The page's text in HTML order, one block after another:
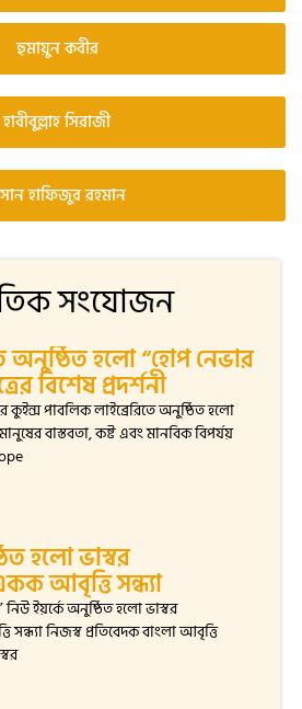
হুমায়ুন কবীর
হাবীবুল্লাহ সিরাজী
হাফিজুর রহমান
সংযোজন
অনুষ্ঠিত হলো “হোপ নেভার
বিশেষ প্রদর্শনী
কুইন্স পাবলিক লাইব্রেরিতে অনুষ্ঠিত হলো
বাস্তবতা, কষ্ট এবং মানবিক বিপর্যয়
হলো ভাস্বর
আবৃত্তি সন্ধ্যা
ইয়র্কে অনুষ্ঠিত হলো ভাস্বর
নিজস্ব প্রতিবেদক বাংলা আবৃত্তি